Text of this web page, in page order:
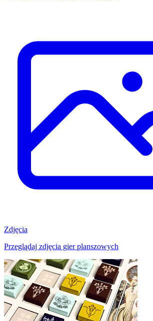
Zdjęcia
Przeglądaj zdjęcia gier planszowych